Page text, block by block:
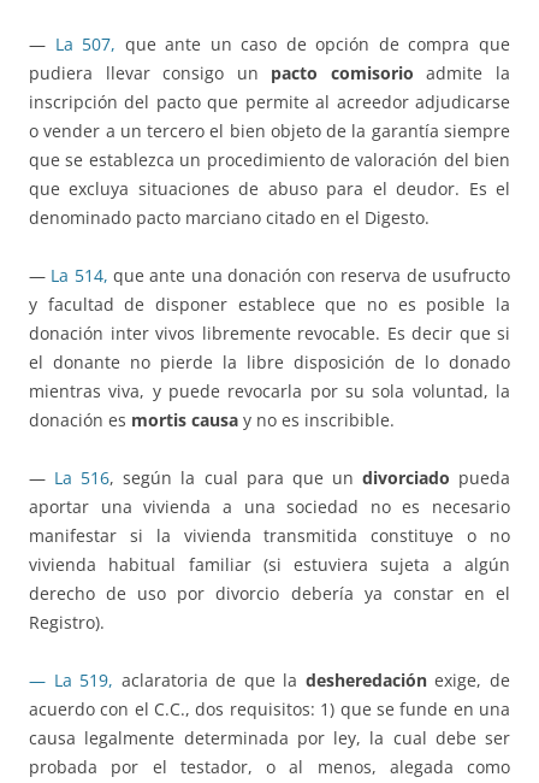
— La 507, que ante un caso de opción de compra que
pudiera llevar consigo un pacto comisorio admite la
inscripción del pacto que permite al acreedor adjudicarse
o vender a un tercero el bien objeto de la garantía siempre
que se establezca un procedimiento de valoración del bien
que excluya situaciones de abuso para el deudor. Es el
denominado pacto marciano citado en el Digesto.
— La 514, que ante una donación con reserva de usufructo
y facultad de disponer establece que no es posible la
donación inter vivos libremente revocable. Es decir que si
el donante no pierde la libre disposición de lo donado
mientras viva, y puede revocarla por su sola voluntad, la
donación es mortis causa y no es inscribible.
— La 516, según la cual para que un divorciado pueda
aportar una vivienda a una sociedad no es necesario
manifestar si la vivienda transmitida constituye o no
vivienda habitual familiar (si estuviera sujeta a algún
derecho de uso por divorcio debería ya constar en el
Registro).
— La 519, aclaratoria de que la desheredaciónexige, de
acuerdo con el C.C., dos requisitos: 1) que se funde en una
causa legalmente determinada por ley, la cual debe ser
probada por el testador, o al menos, alegada como